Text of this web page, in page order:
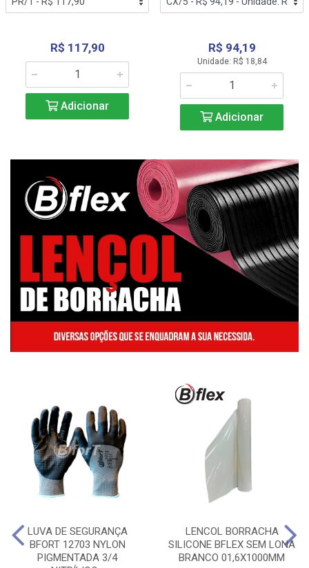
R$ 117,90
Adicionar
R$ 94,19
Unidade: R$ 18,84
Adicionar
LUVA DE SEGURANÇA
BFORT 12703 NYLON
PIGMENTADA 3/4
LENCOL BORRACHA
SILICONE BFLEX SEM LONA
BRANCO 01,6X1000MM